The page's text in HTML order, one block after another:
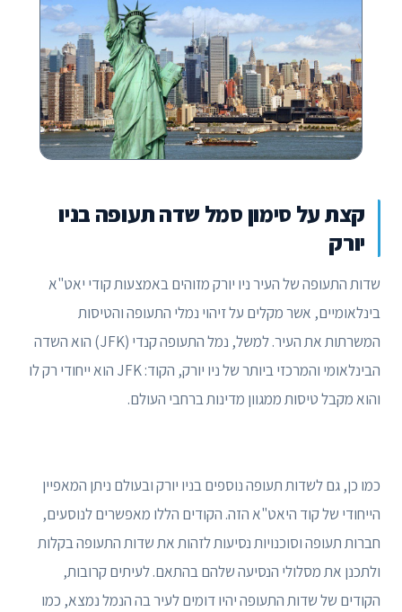
קצת על סימון סמל שדה תעופה בניו
יורק
שדות התעופה של העיר ניו יורק מזוהים באמצעות קודי יאט"א
בינלאומיים, אשר מקלים על זיהוי נמלי התעופה והטיסות
המשרתות את העיר. למשל, נמל התעופה קנדי (JFK) הוא השדה
הבינלאומי והמרכזי ביותר של ניו יורק, הקוד: JFK הוא ייחודי רק לו
והוא מקבל טיסות ממגוון מדינות ברחבי העולם.
כמו כן, גם לשדות תעופה נוספים בניו יורק ובעולם ניתן המאפיין
הייחודי של קוד היאט"א הזה. הקודים הללו מאפשרים לנוסעים,
חברות תעופה וסוכנויות נסיעות לזהות את שדות התעופה בקלות
ולתכנן את מסלולי הנסיעה שלהם בהתאם. לעיתים קרובות,
הקודים של שדות התעופה יהיו דומים לעיר בה הנמל נמצא, כמו